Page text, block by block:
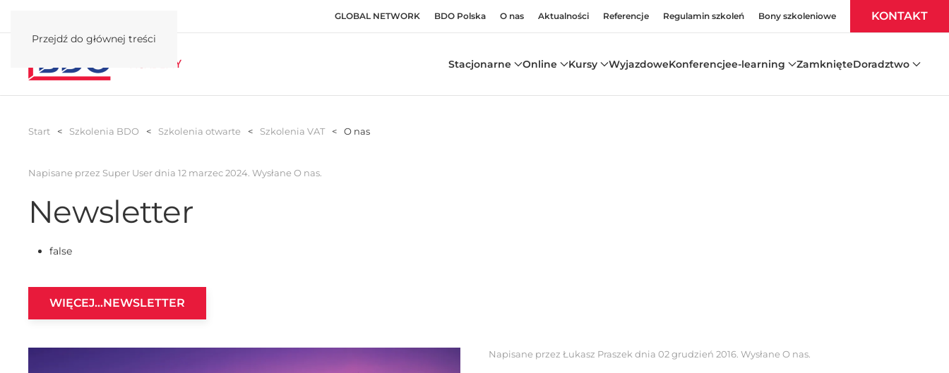
Przejdź do głównej treści
GLOBAL NETWORK BDO Polska O nas Aktualności Referencje Regulamin szkoleń Bony szkoleniowe KONTAKT
Stacjonarne Online Kursy WyjazdoweKonferencjee-learning ZamknięteDoradztwo
Start Szkolenia BDO Szkolenia otwarte Szkolenia VAT O nas
Napisane przez Super User dnia 12 marzec 2024. Wysłane O nas.
Newsletter
false
WIĘCEJ…NEWSLETTER
Napisane przez Łukasz Praszek dnia 02 grudzień 2016. Wysłane O nas.